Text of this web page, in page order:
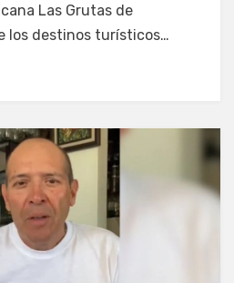
Las Grutas de
los destinos turísticos…